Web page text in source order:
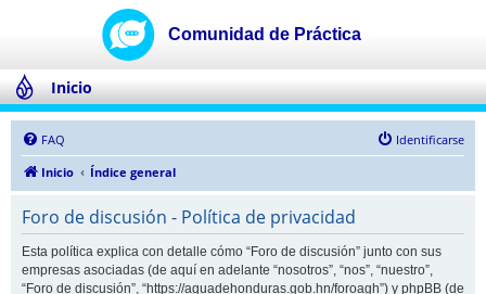
Inicio
FAQ
Identificarse
Inicio
Índice general
Foro de discusión - Política de privacidad
Esta política explica con detalle cómo “Foro de discusión” junto con sus
empresas asociadas (de aquí en adelante “nosotros”, “nos”, “nuestro”,
“Foro de discusión”, “https://aguadehonduras.gob.hn/foroagh”) y phpBB (de